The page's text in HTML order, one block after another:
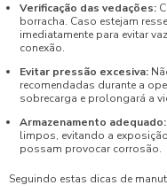
Verificação das vedações:
borracha. Caso estejam
imediatamente para evitar
conexão.
Evitar pressão excesiva:
recomendadas durante a
sobrecarga e prolongará a
Armazenamento adequado:
limpos, evitando a
possam provocar corrosão.
Seguindo estas dicas de